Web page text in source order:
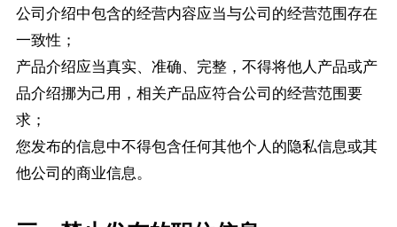
公司介绍中包含的经营内容应当与公司的经营范围存在
一致性；
产品介绍应当真实、准确、完整，不得将他人产品或产
品介绍挪为己用，相关产品应符合公司的经营范围要
求；
您发布的信息中不得包含任何其他个人的隐私信息或其
他公司的商业信息。